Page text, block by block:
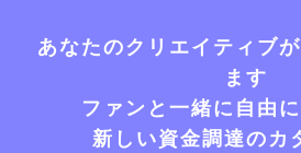
あなたのクリエイティブ
ます
ファンと一緒に自由
新しい資金調達のカ